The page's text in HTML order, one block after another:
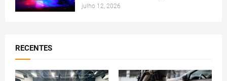
julho 12, 2026
RECENTES